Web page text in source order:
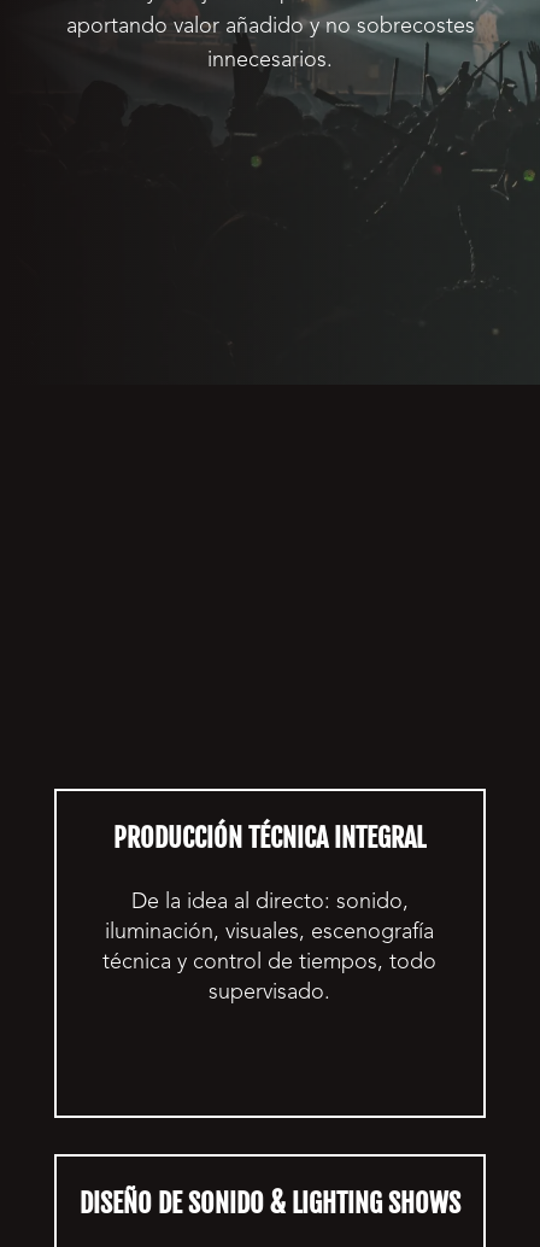
aportando valor añadido y no sobrecostes
innecesarios.
PRODUCCIÓN TÉCNICA INTEGRAL
De la idea al directo: sonido,
iluminación, visuales, escenografía
técnica y control de tiempos, todo
supervisado.
DISEÑO DE SONIDO & LIGHTING SHOWS